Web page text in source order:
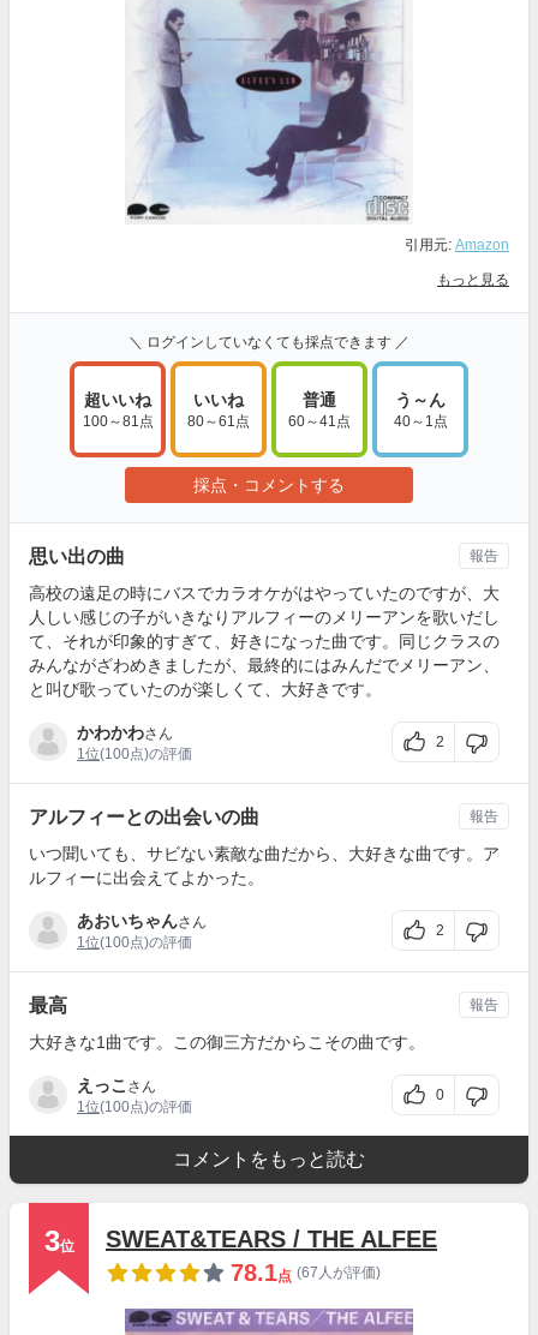
引用元: Amazon
もっと見る
＼ ログインしていなくても採点できます ／
超いいね
100～81点
いいね
80～61点
普通
60～41点
う～ん
40～1点
採点・コメントする
思い出の曲
高校の遠足の時にバスでカラオケがはやっていたのですが、大
人しい感じの子がいきなりアルフィーのメリーアンを歌いだし
て、それが印象的すぎて、好きになった曲です。同じクラスの
みんながざわめきましたが、最終的にはみんだでメリーアン、
と叫び歌っていたのが楽しくて、大好きです。
かわかわさん
1位(100点)の評価
2
報告
アルフィーとの出会いの曲
いつ聞いても、サビない素敵な曲だから、大好きな曲です。ア
ルフィーに出会えてよかった。
あおいちゃんさん
1位(100点)の評価
2
報告
最高
大好きな1曲です。この御三方だからこその曲です。
えっこ さん
1位(100点)の評価
0
報告
コメントをもっと読む
3位
SWEAT&TEARS / THE ALFEE
78.1点 (67人が評価)